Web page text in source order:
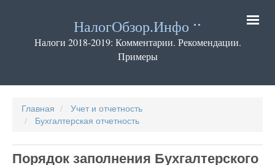
содержанию
НалогОбзор.Инфо
Налоги 2018-2019: Комментарии. Рекомендации.
Примеры
Главная
Учет и отчетность
Бухгалтерская отчетность
Порядок заполнения Бухгалтерского